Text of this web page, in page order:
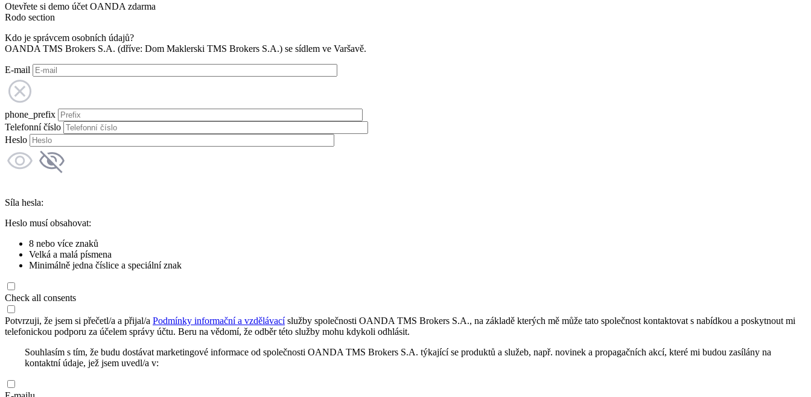
Otevřete si demo účet OANDA zdarma
Rodo section
Kdo je správcem osobních údajů?
OANDA TMS Brokers S.A. (dříve: Dom Maklerski TMS Brokers S.A.) se sídlem ve Varšavě.
E-mail
phone_prefix
Telefonní číslo
Heslo
Síla hesla:
Heslo musí obsahovat:
8 nebo více znaků
Velká a malá písmena
Minimálně jedna číslice a speciální znak
Check all consents
Potvrzuji, že jsem si přečetl/a a přijal/a Podmínky informační a vzdělávacíslužby společnosti OANDA TMS Brokers S.A., na základě kterých mě může tato společnost kontaktovat s nabídkou a poskytnout mi
telefonickou podporu za účelem správy účtu. Beru na vědomí, že odběr této služby mohu kdykoli odhlásit.
Souhlasím s tím, že budu dostávat marketingové informace od společnosti OANDA TMS Brokers S.A. týkající se produktů a služeb, např. novinek a propagačních akcí, které mi budou zasílány na
kontaktní údaje, jež jsem uvedl/a v: